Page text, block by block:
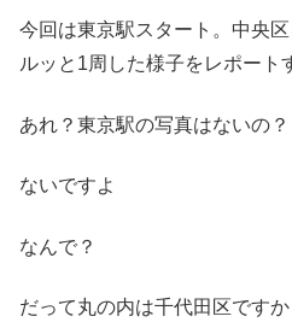
今回は東京駅スタート。中央
ルッと1周した様子をレポート
あれ？東京駅の写真はないの？
ないですよ
なんで？
だって丸の内は千代田区です